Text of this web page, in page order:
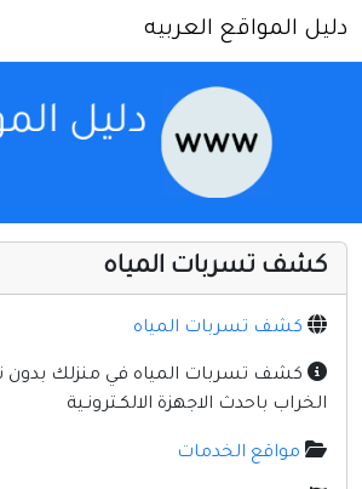
اتصل بنا
أخرى ومنوعه
إنترنت وشبكات
الأسرة والترفيه
كمبيوتر وبرامج
دليل المواقع العربيه
كشف تسربات المياه
كشف تسربات المياه
كشف تسربات المياه في منزلك بدون
الخراب باحدث الاجهزة الالكـترونـية
مواقع الخدمات